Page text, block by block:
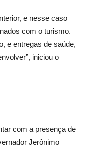
e nesse caso
com o turismo.
e entregas de saúde,
iniciou o
com a presença de
Jerônimo